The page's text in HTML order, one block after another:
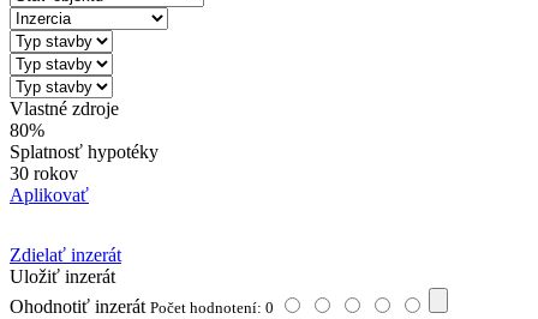
Vlastné zdroje
80%
Splatnosť hypotéky
30 rokov
Aplikovať
Zdielať inzerát
Uložiť inzerát
Ohodnotiť inzerát Počet hodnotení: 0